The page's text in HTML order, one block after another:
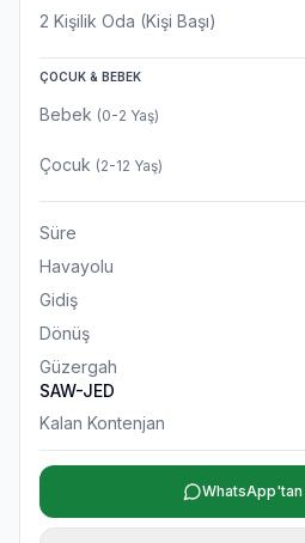
2 Kişilik Oda (Kişi Başı)
ÇOCUK & BEBEK
Bebek (0-2 Yaş)
Çocuk (2-12 Yaş)
Süre
Havayolu
Gidiş
Dönüş
Güzergah
SAW-JED
Kalan Kontenjan
WhatsApp'tan